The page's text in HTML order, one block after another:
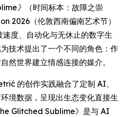
》
（时间标本：故障之崇
2026（伦敦西南偏南艺术节）
度、自动化与无休止的数字生
技术提出了一个不同的角色：作
然世界建立情感连接的媒介。
的创作实践融合了定制 AI、
境数据，呈现出生态变化直接生
Glitched Sublime》是与 AI